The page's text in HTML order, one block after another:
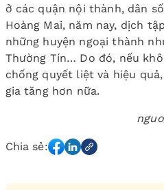
ở các quận nội thành, dân
Hoàng Mai, năm nay, dịch
những huyện ngoại thành
Thường Tín… Do đó, nếu
chống quyết liệt và hiệu
gia tăng hơn nữa.
Chia sẻ: